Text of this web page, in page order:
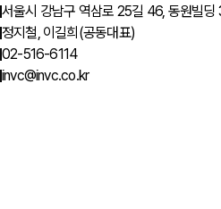
서울시 강남구 역삼로 25길 46, 동원빌딩
정지철, 이길희(공동대표)
02-516-6114
invc@invc.co.kr